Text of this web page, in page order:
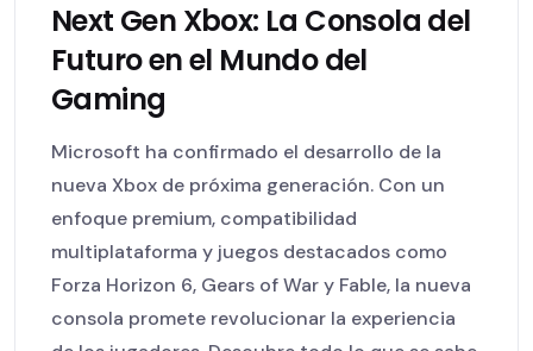
Next Gen Xbox: La Consola del
Futuro en el Mundo del
Gaming
Microsoft ha confirmado el desarrollo de la
nueva Xbox de próxima generación. Con un
enfoque premium, compatibilidad
multiplataforma y juegos destacados como
Forza Horizon 6, Gears of War y Fable, la nueva
consola promete revolucionar la experiencia